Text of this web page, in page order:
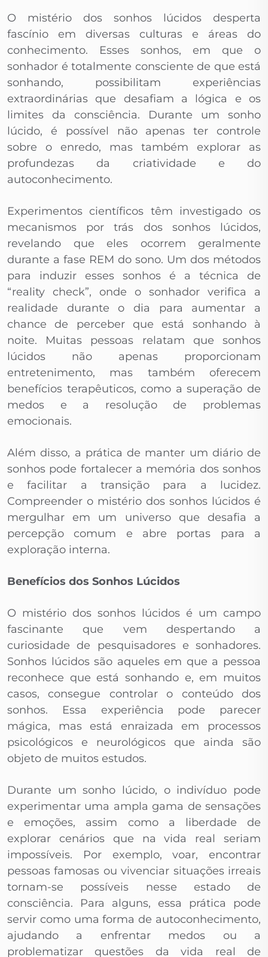
O mistério dos sonhos lúcidos desperta
fascínio em diversas culturas e áreas do
conhecimento. Esses sonhos, em que o
sonhador é totalmente consciente de que está
sonhando, possibilitam experiências
extraordinárias que desafiam a lógica e os
limites da consciência. Durante um sonho
lúcido, é possível não apenas ter controle
sobre o enredo, mas também explorar as
profundezas da criatividade e do
autoconhecimento.
Experimentos científicos têm investigado os
mecanismos por trás dos sonhos lúcidos,
revelando que eles ocorrem geralmente
durante a fase REM do sono. Um dos métodos
para induzir esses sonhos é a técnica de
“reality check”, onde o sonhador verifica a
realidade durante o dia para aumentar a
chance de perceber que está sonhando à
noite. Muitas pessoas relatam que sonhos
lúcidos não apenas proporcionam
entretenimento, mas também oferecem
benefícios terapêuticos, como a superação de
medos e a resolução de problemas
emocionais.
Além disso, a prática de manter um diário de
sonhos pode fortalecer a memória dos sonhos
e facilitar a transição para a lucidez.
Compreender o mistério dos sonhos lúcidos é
mergulhar em um universo que desafia a
percepção comum e abre portas para a
exploração interna.
Benefícios dos Sonhos Lúcidos
O mistério dos sonhos lúcidos é um campo
fascinante que vem despertando a
curiosidade de pesquisadores e sonhadores.
Sonhos lúcidos são aqueles em que a pessoa
reconhece que está sonhando e, em muitos
casos, consegue controlar o conteúdo dos
sonhos. Essa experiência pode parecer
mágica, mas está enraizada em processos
psicológicos e neurológicos que ainda são
objeto de muitos estudos.
Durante um sonho lúcido, o indivíduo pode
experimentar uma ampla gama de sensações
e emoções, assim como a liberdade de
explorar cenários que na vida real seriam
impossíveis. Por exemplo, voar, encontrar
pessoas famosas ou vivenciar situações irreais
tornam-se possíveis nesse estado de
consciência. Para alguns, essa prática pode
servir como uma forma de autoconhecimento,
ajudando a enfrentar medos ou a
problematizar questões da vida real de